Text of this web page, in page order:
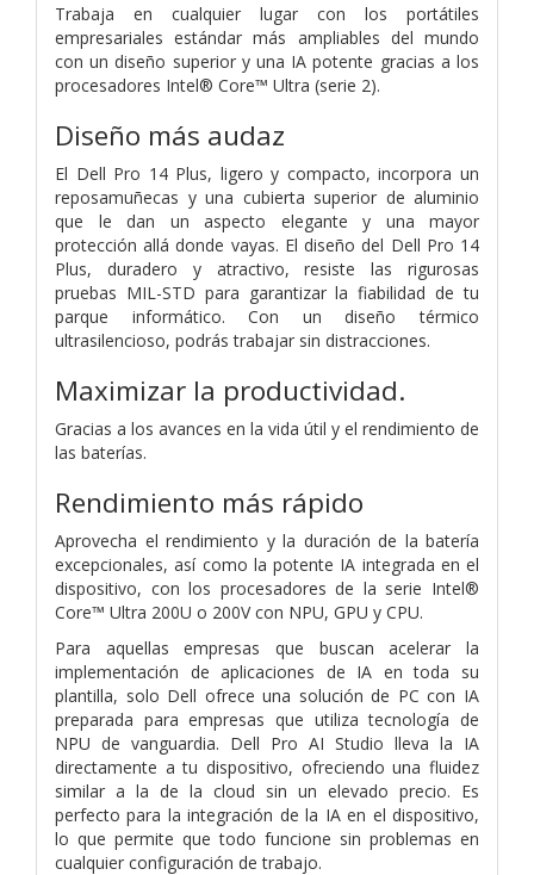
Trabaja en cualquier lugar con los portátiles
empresariales estándar más ampliables del mundo
con un diseño superior y una IA potente gracias a los
procesadores Intel® Core™ Ultra (serie 2).
Diseño más audaz
El Dell Pro 14 Plus, ligero y compacto, incorpora un
reposamuñecas y una cubierta superior de aluminio
que le dan un aspecto elegante y una mayor
protección allá donde vayas. El diseño del Dell Pro 14
Plus, duradero y atractivo, resiste las rigurosas
pruebas MIL-STD para garantizar la fiabilidad de tu
parque informático. Con un diseño térmico
ultrasilencioso, podrás trabajar sin distracciones.
Maximizar la productividad.
Gracias a los avances en la vida útil y el rendimiento de
las baterías.
Rendimiento más rápido
Aprovecha el rendimiento y la duración de la batería
excepcionales, así como la potente IA integrada en el
dispositivo, con los procesadores de la serie Intel®
Core™ Ultra 200U o 200V con NPU, GPU y CPU.
Para aquellas empresas que buscan acelerar la
implementación de aplicaciones de IA en toda su
plantilla, solo Dell ofrece una solución de PC con IA
preparada para empresas que utiliza tecnología de
NPU de vanguardia. Dell Pro AI Studio lleva la IA
directamente a tu dispositivo, ofreciendo una fluidez
similar a la de la cloud sin un elevado precio. Es
perfecto para la integración de la IA en el dispositivo,
lo que permite que todo funcione sin problemas en
cualquier configuración de trabajo.